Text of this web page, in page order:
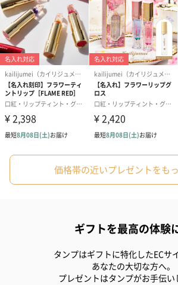
ぬいぐるみ
愛らしいぬいぐるみを同梱してお届けします。
誕生日・記念日・出産祝いなどのシーンにお
フラワーテディベア
テディベア（バ
紅茶・コーヒー・スイーツ
紅茶・コーヒー・スイーツを同梱してお届け
価格帯の近いプレゼントをも
ギフトを最高の体験
タンプはギフトに特化したECサ
あなたの大切な方へ。
プレゼントはタンプがお手伝い